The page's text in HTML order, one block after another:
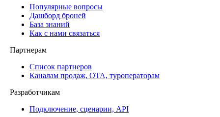
Популярные вопросы
Дашборд броней
База знаний
Как с нами связаться
Партнерам
Список партнеров
Каналам продаж, ОТА, туроператорам
Разработчикам
Подключение, сценарии, API